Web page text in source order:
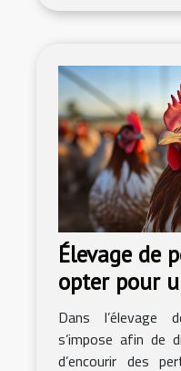
Élevage de
opter pour
roulante à
Dans l’élevage
s’impose afin de
d’encourir des